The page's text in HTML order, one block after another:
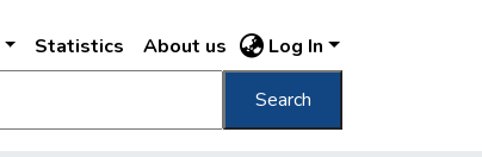
Statistics About us Log In
Search